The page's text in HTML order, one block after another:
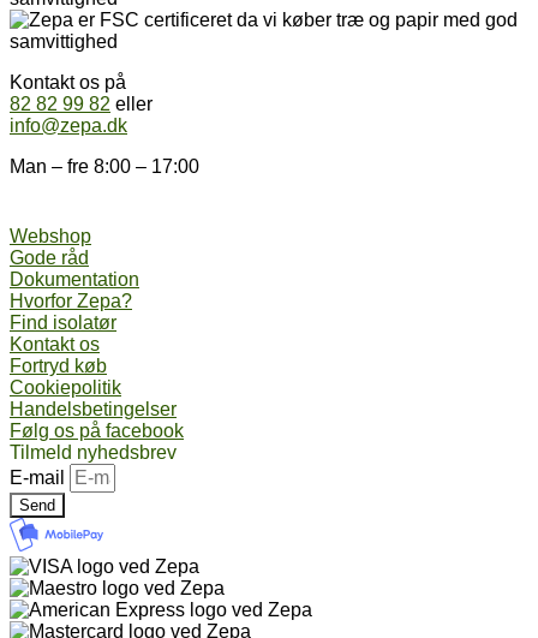
Kontakt os på
82 82 99 82 eller
info@zepa.dk
Man – fre 8:00 – 17:00
Webshop
Gode råd
Dokumentation
Hvorfor Zepa?
Find isolatør
Kontakt os
Fortryd køb
Cookiepolitik
Handelsbetingelser
Følg os på facebook
Tilmeld nyhedsbrev
E-mail
Send